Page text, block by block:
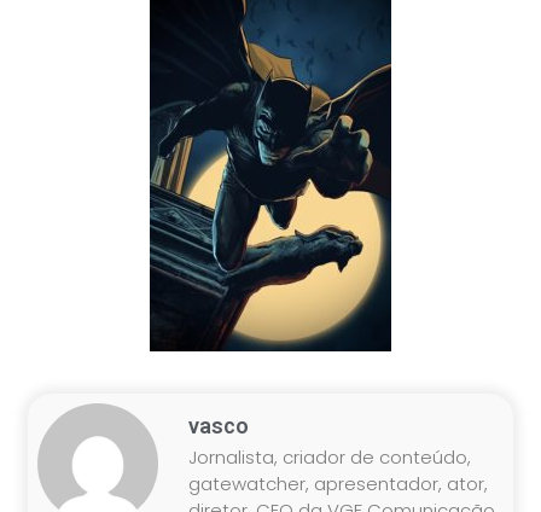
vasco
Jornalista, criador de conteúdo,
gatewatcher, apresentador, ator,